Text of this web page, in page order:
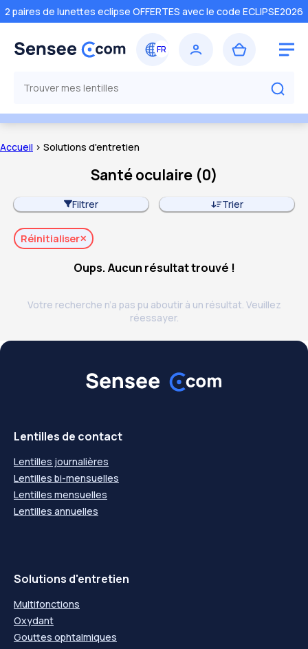
2 paires de lunettes eclipse OFFERTES avec le code ECLIPSE2026
Accueil > Solutions d'entretien
Santé oculaire (0)
Filtrer Trier
Réinitialiser
Oups. Aucun résultat trouvé !
Votre recherche n’a pas pu aboutir à un résultat. Veuillez
réessayer.
Lentilles de contact
Lentilles journalières
Lentilles bi-mensuelles
Lentilles mensuelles
Lentilles annuelles
Solutions d'entretien
Multifonctions
Oxydant
Gouttes ophtalmiques